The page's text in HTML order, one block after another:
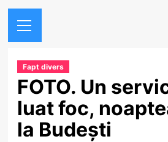
Menu
Fapt divers
FOTO. Un
luat foc,
la Budești